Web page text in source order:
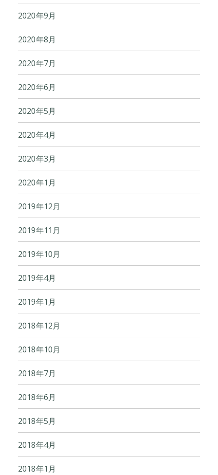
2020年9月
2020年8月
2020年7月
2020年6月
2020年5月
2020年4月
2020年3月
2020年1月
2019年12月
2019年11月
2019年10月
2019年4月
2019年1月
2018年12月
2018年10月
2018年7月
2018年6月
2018年5月
2018年4月
2018年1月